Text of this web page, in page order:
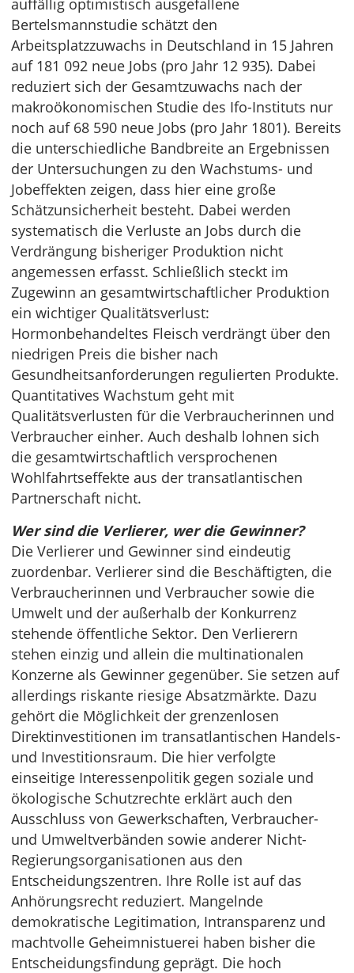
auffällig optimistisch ausgefallene
Bertelsmannstudie schätzt den
Arbeitsplatzzuwachs in Deutschland in 15 Jahren
auf 181 092 neue Jobs (pro Jahr 12 935). Dabei
reduziert sich der Gesamtzuwachs nach der
makroökonomischen Studie des Ifo-Instituts nur
noch auf 68 590 neue Jobs (pro Jahr 1801). Bereits
die unterschiedliche Bandbreite an Ergebnissen
der Untersuchungen zu den Wachstums- und
Jobeffekten zeigen, dass hier eine große
Schätzunsicherheit besteht. Dabei werden
systematisch die Verluste an Jobs durch die
Verdrängung bisheriger Produktion nicht
angemessen erfasst. Schließlich steckt im
Zugewinn an gesamtwirtschaftlicher Produktion
ein wichtiger Qualitätsverlust:
Hormonbehandeltes Fleisch verdrängt über den
niedrigen Preis die bisher nach
Gesundheitsanforderungen regulierten Produkte.
Quantitatives Wachstum geht mit
Qualitätsverlusten für die Verbraucherinnen und
Verbraucher einher. Auch deshalb lohnen sich
die gesamtwirtschaftlich versprochenen
Wohlfahrtseffekte aus der transatlantischen
Partnerschaft nicht.
Wer sind die Verlierer, wer die Gewinner?
Die Verlierer und Gewinner sind eindeutig
zuordenbar. Verlierer sind die Beschäftigten, die
Verbraucherinnen und Verbraucher sowie die
Umwelt und der außerhalb der Konkurrenz
stehende öffentliche Sektor. Den Verlierern
stehen einzig und allein die multinationalen
Konzerne als Gewinner gegenüber. Sie setzen auf
allerdings riskante riesige Absatzmärkte. Dazu
gehört die Möglichkeit der grenzenlosen
Direktinvestitionen im transatlantischen Handels-
und Investitionsraum. Die hier verfolgte
einseitige Interessenpolitik gegen soziale und
ökologische Schutzrechte erklärt auch den
Ausschluss von Gewerkschaften, Verbraucher-
und Umweltverbänden sowie anderer Nicht-
Regierungsorganisationen aus den
Entscheidungszentren. Ihre Rolle ist auf das
Anhörungsrecht reduziert. Mangelnde
demokratische Legitimation, Intransparenz und
machtvolle Geheimnistuerei haben bisher die
Entscheidungsfindung geprägt. Die hoch